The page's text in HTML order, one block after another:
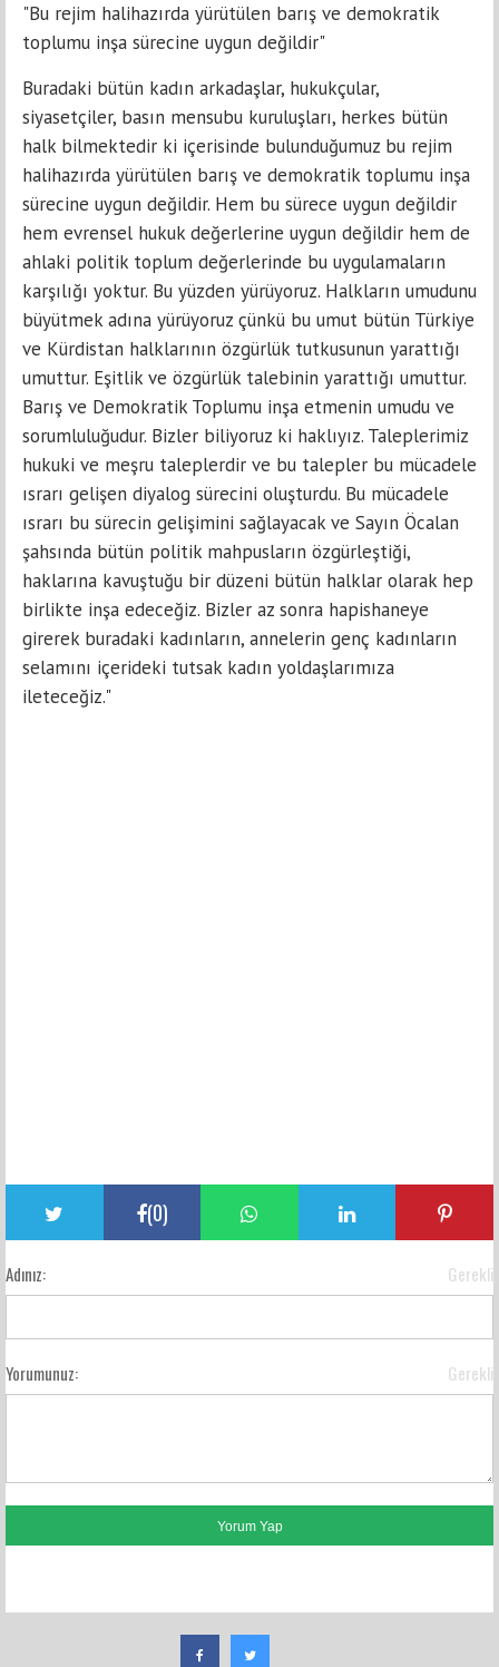
"Bu rejim halihazırda yürütülen barış ve demokratik
toplumu inşa sürecine uygun değildir"
Buradaki bütün kadın arkadaşlar, hukukçular,
siyasetçiler, basın mensubu kuruluşları, herkes bütün
halk bilmektedir ki içerisinde bulunduğumuz bu rejim
halihazırda yürütülen barış ve demokratik toplumu inşa
sürecine uygun değildir. Hem bu sürece uygun değildir
hem evrensel hukuk değerlerine uygun değildir hem de
ahlaki politik toplum değerlerinde bu uygulamaların
karşılığı yoktur. Bu yüzden yürüyoruz. Halkların umudunu
büyütmek adına yürüyoruz çünkü bu umut bütün Türkiye
ve Kürdistan halklarının özgürlük tutkusunun yarattığı
umuttur. Eşitlik ve özgürlük talebinin yarattığı umuttur.
Barış ve Demokratik Toplumu inşa etmenin umudu ve
sorumluluğudur. Bizler biliyoruz ki haklıyız. Taleplerimiz
hukuki ve meşru taleplerdir ve bu talepler bu mücadele
ısrarı gelişen diyalog sürecini oluşturdu. Bu mücadele
ısrarı bu sürecin gelişimini sağlayacak ve Sayın Öcalan
şahsında bütün politik mahpusların özgürleştiği,
haklarına kavuştuğu bir düzeni bütün halklar olarak hep
birlikte inşa edeceğiz. Bizler az sonra hapishaneye
girerek buradaki kadınların, annelerin genç kadınların
selamını içerideki tutsak kadın yoldaşlarımıza
ileteceğiz."
(0)
Adınız: Gerekli
Yorumunuz: Gerekli